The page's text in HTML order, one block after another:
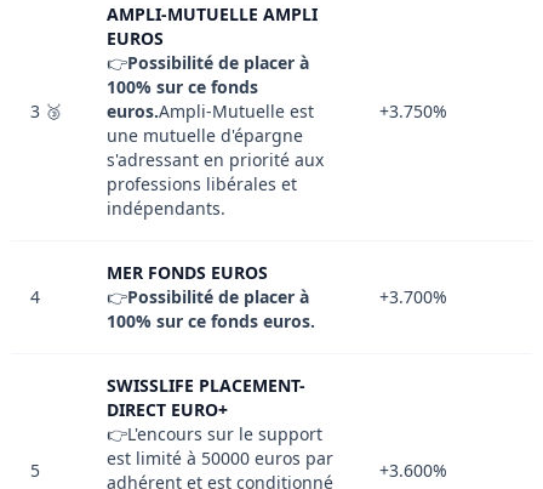
3 🥉
AMPLI-MUTUELLE AMPLI
EUROS
👉Possibilité de placer à
100% sur ce fonds
euros.Ampli-Mutuelle est
une mutuelle d'épargne
s'adressant en priorité aux
professions libérales et
indépendants.
+3.750%
4
MER FONDS EUROS
👉Possibilité de placer à
100% sur ce fonds euros.
+3.700%
5
SWISSLIFE PLACEMENT-
DIRECT EURO+
👉L'encours sur le support
est limité à 50000 euros par
adhérent et est conditionné
+3.600%